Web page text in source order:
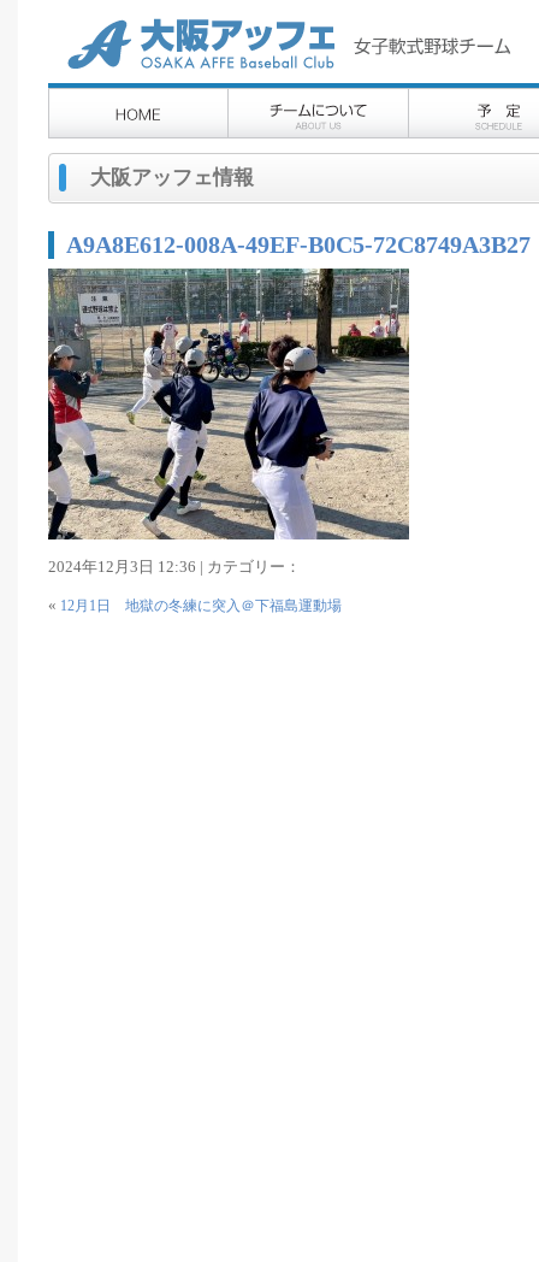
大阪アッフェ情報
A9A8E612-008A-49EF-B0C5-72C8749A3B27
2024年12月3日 12:36 | カテゴリー：
« 12月1日 地獄の冬練に突入＠下福島運動場